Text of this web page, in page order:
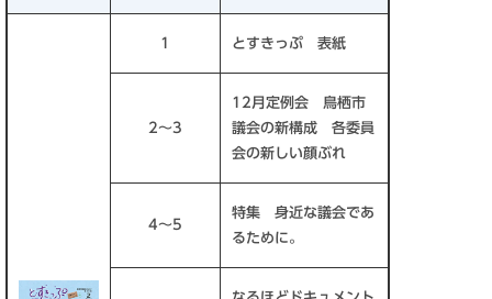
1 とすきっぷ 表紙
2～3
12月定例会 鳥栖市
議会の新構成 各委員
会の新しい顔ぶれ
4～5
特集 身近な議会であ
るために。